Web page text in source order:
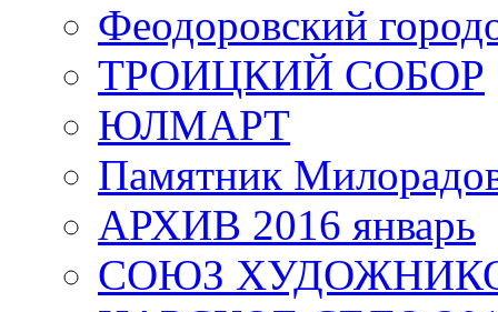
Феодоровский
ТРОИЦКИЙ СОБОР
ЮЛМАРТ
Памятник
АРХИВ 2016 январь
СОЮЗ